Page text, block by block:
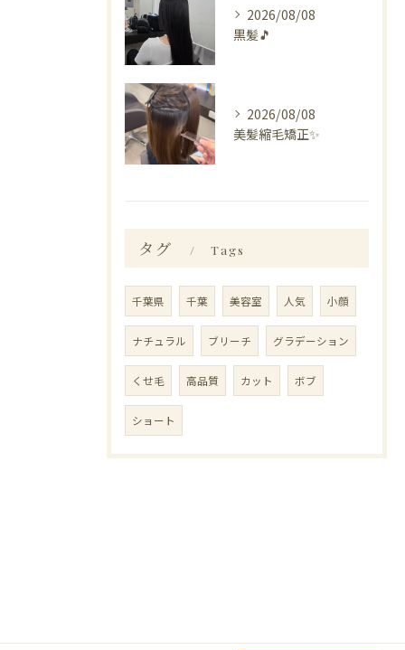
2026/08/08
黒髪🎵
2026/08/08
美髪縮毛矯正✨️
タグ Tags
千葉県 千葉 美容室 人気 小顔
ナチュラル ブリーチ グラデーション
くせ毛 高品質 カット ボブ
ショート